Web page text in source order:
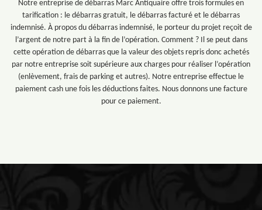
Notre entreprise de débarras Marc Antiquaire offre trois formules en
tarification : le débarras gratuit, le débarras facturé et le débarras
indemnisé. À propos du débarras indemnisé, le porteur du projet reçoit de
l’argent de notre part à la fin de l’opération. Comment ? Il se peut dans
cette opération de débarras que la valeur des objets repris donc achetés
par notre entreprise soit supérieure aux charges pour réaliser l’opération
(enlèvement, frais de parking et autres). Notre entreprise effectue le
paiement cash une fois les déductions faites. Nous donnons une facture
pour ce paiement.